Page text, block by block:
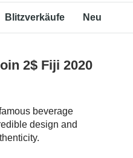
Neu
Blitzverkäufe
2$ Fiji 2020
beverage
design and